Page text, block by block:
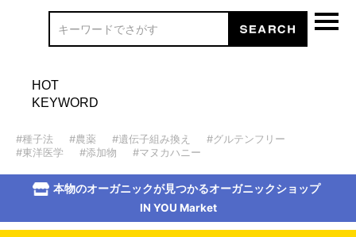
HOT
KEYWORD
#種子法 #農薬 #遺伝子組み換え
#グルテンフリー
#東洋医学
#添加物 #マヌカハニー
本物のオーガニックが見つかるオーガニックショップ
IN YOU Market